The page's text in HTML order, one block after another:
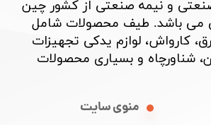
صنعتی و نیمه صنعتی از کشور چین
می باشد. طیف محصولات شامل
کارواش، لوازم یدکی تجهیزات
شناورچاه و بسیاری محصولات
منوی سایت